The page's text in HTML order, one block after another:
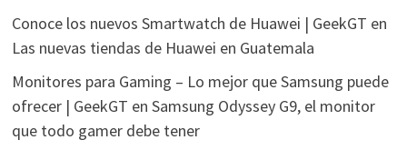
Conoce los nuevos Smartwatch de Huawei | GeekGT en
Las nuevas tiendas de Huawei en Guatemala
Monitores para Gaming – Lo mejor que Samsung puede
ofrecer | GeekGT en Samsung Odyssey G9, el monitor
que todo gamer debe tener